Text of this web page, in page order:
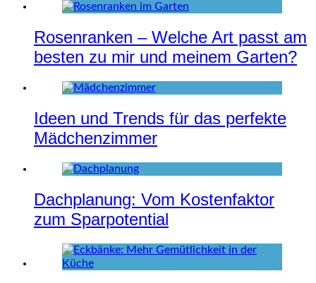
Rosenranken – Welche Art passt am
besten zu mir und meinem Garten?
Ideen und Trends für das perfekte
Mädchenzimmer
Dachplanung: Vom Kostenfaktor
zum Sparpotential